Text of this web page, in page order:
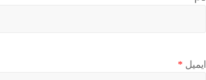
ایمیل *